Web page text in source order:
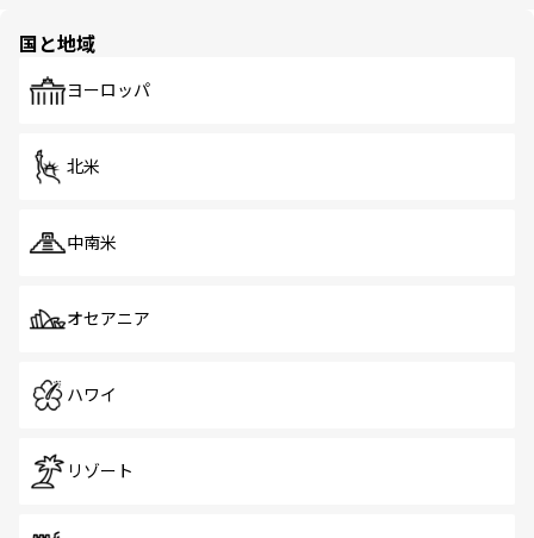
で、ホーカーズは地元の風情を楽しめる外せないスポット
国と地域
ヨーロッパ
北米
中南米
オセアニア
ハワイ
リゾート